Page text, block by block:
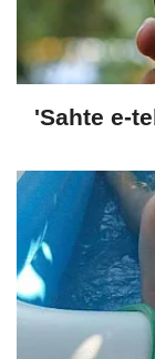
'Sahte e-